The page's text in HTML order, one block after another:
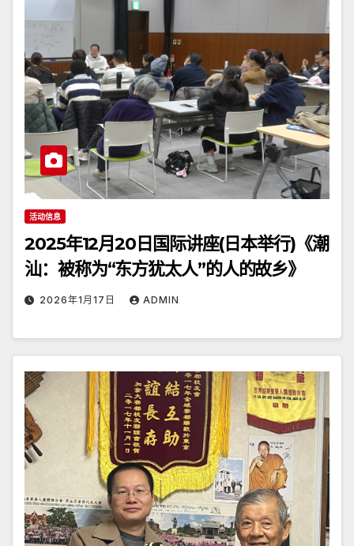
活动信息
2025年12月20日国际讲座(日本举行)《潮
汕：被称为“东方犹太人”的人的故乡》
2026年1月17日 ADMIN